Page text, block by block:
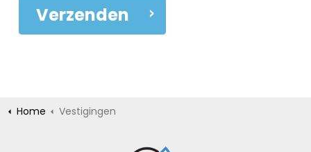
Verzenden
Home Vestigingen